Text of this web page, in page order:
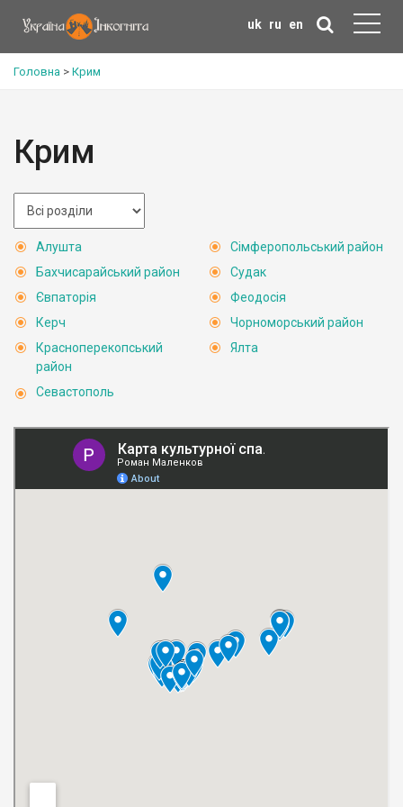
uk ru en
Головна > Крим
Крим
Алушта
Бахчисарайський район
Євпаторія
Керч
Красноперекопський
район
Севастополь
Сімферопольський район
Судак
Феодосія
Чорноморський район
Ялта